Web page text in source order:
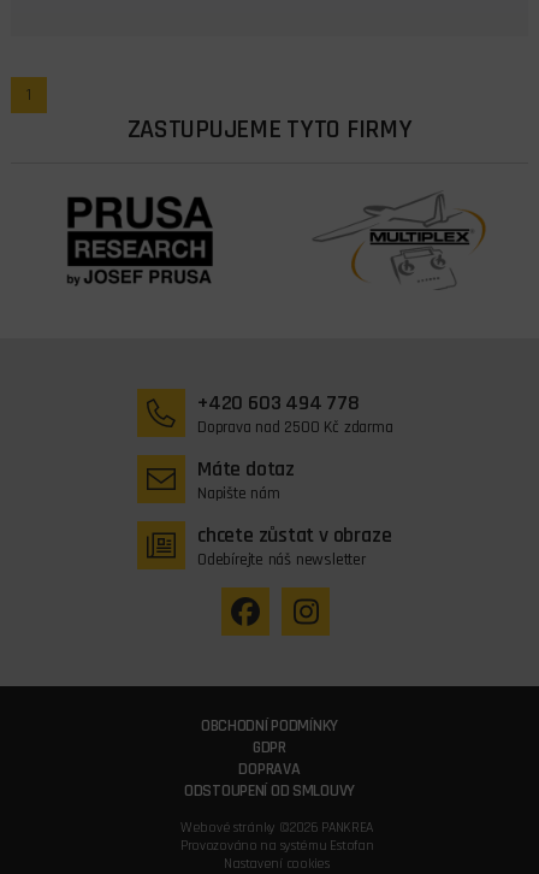
1
ZASTUPUJEME TYTO FIRMY
+420 603 494 778
Doprava nad 2500 Kč zdarma
Máte dotaz
Napište nám
chcete zůstat v obraze
Odebírejte náš newsletter
OBCHODNÍ PODMÍNKY
GDPR
DOPRAVA
ODSTOUPENÍ OD SMLOUVY
Webové stránky ©2026 PANKREA
Provozováno na systému Estofan
Nastavení cookies